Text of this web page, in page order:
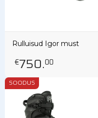
Rulluisud Igor must
€750.00
SOODUS